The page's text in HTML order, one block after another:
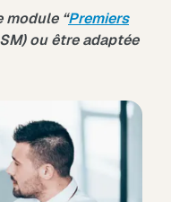
“Premiers
ou être adaptée